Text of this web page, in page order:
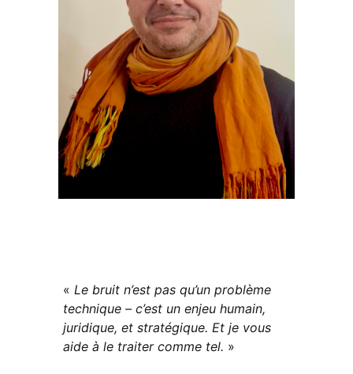
« Le bruit n’est pas qu’un problème
technique – c’est un enjeu humain,
juridique, et stratégique. Et je vous
aide à le traiter comme tel. »